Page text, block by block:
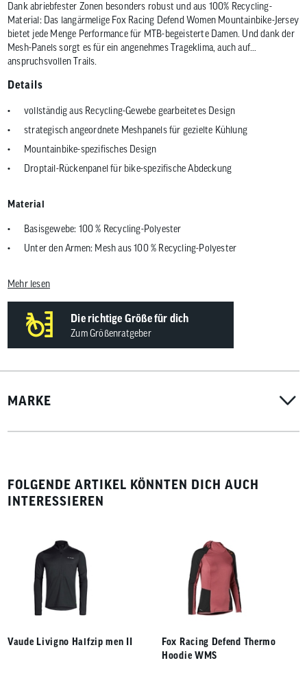
Dank abriebfester Zonen besonders robust und aus 100% Recycling-
Material: Das langärmelige Fox Racing Defend Women Mountainbike-Jersey
bietet jede Menge Performance für MTB-begeisterte Damen. Und dank der
Mesh-Panels sorgt es für ein angenehmes Trageklima, auch auf
anspruchsvollen Trails.
Details
vollständig aus Recycling-Gewebe gearbeitetes Design
strategisch angeordnete Meshpanels für gezielte Kühlung
Mountainbike-spezifisches Design
Droptail-Rückenpanel für bike-spezifische Abdeckung
Material
Basisgewebe: 100 % Recycling-Polyester
Unter den Armen: Mesh aus 100 % Recycling-Polyester
Mehr lesen
Die richtige Größe für dich
Zum Größenratgeber
MARKE
FOLGENDE ARTIKEL KÖNNTEN DICH AUCH
INTERESSIEREN
Vaude Livigno Halfzip men II
Fox Racing Defend Thermo
Hoodie WMS